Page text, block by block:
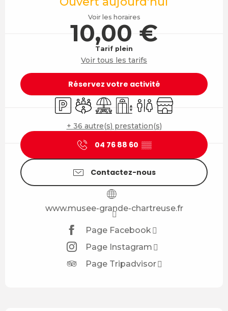
Voir les horaires
10,00 €
Tarif plein
Voir tous les tarifs
Réservez votre activité
ParkingSalle de réunion
Aire de pique nique
Ascenseur
ToilettesBoutique
+ 36 autre(s) prestation(s)
04 76 88 60 ▒▒
Contactez-nous
www.musee-grande-chartreuse.fr
Page Facebook
Page Instagram
Page Tripadvisor